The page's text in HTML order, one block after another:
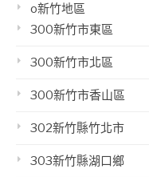
o新竹地區
300新竹市東區
300新竹市北區
300新竹市香山區
302新竹縣竹北市
303新竹縣湖口鄉